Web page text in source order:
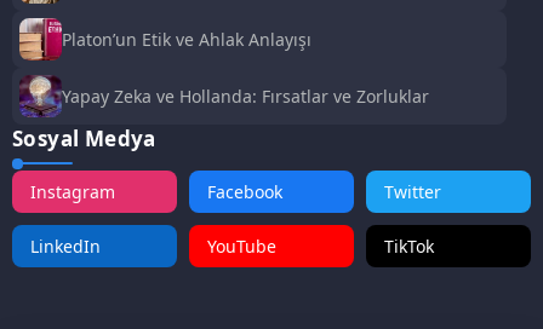
Platon’un Etik ve Ahlak Anlayışı
Yapay Zeka ve Hollanda: Fırsatlar ve Zorluklar
Sosyal Medya
Instagram Facebook Twitter
LinkedIn YouTube TikTok